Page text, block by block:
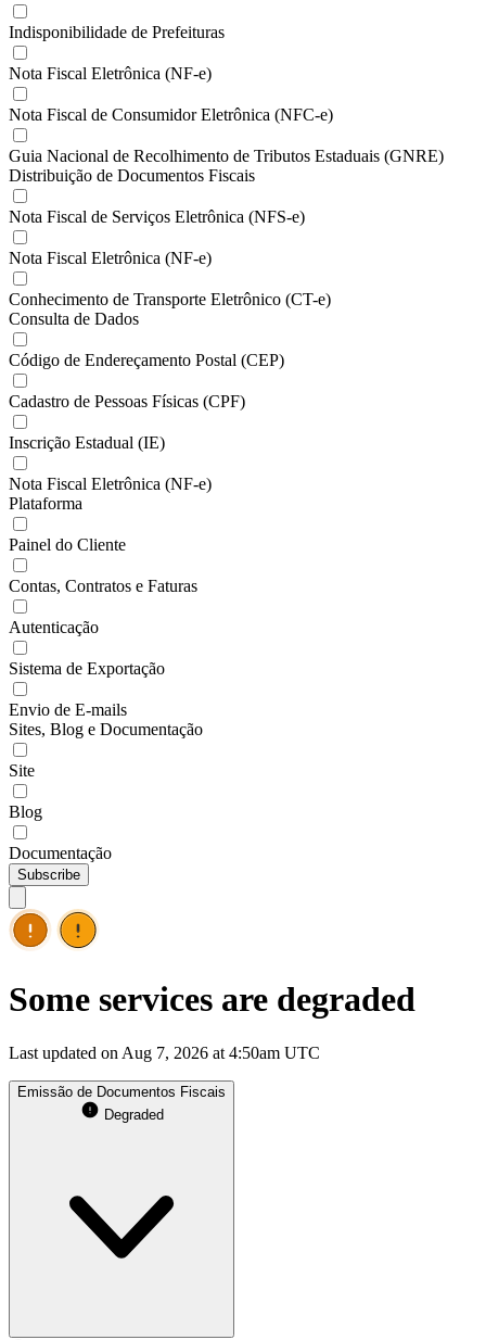
Indisponibilidade de Prefeituras
Nota Fiscal Eletrônica (NF-e)
Nota Fiscal de Consumidor Eletrônica (NFC-e)
Guia Nacional de Recolhimento de Tributos Estaduais (GNRE)
Distribuição de Documentos Fiscais
Nota Fiscal de Serviços Eletrônica (NFS-e)
Nota Fiscal Eletrônica (NF-e)
Conhecimento de Transporte Eletrônico (CT-e)
Consulta de Dados
Código de Endereçamento Postal (CEP)
Cadastro de Pessoas Físicas (CPF)
Inscrição Estadual (IE)
Nota Fiscal Eletrônica (NF-e)
Plataforma
Painel do Cliente
Contas, Contratos e Faturas
Autenticação
Sistema de Exportação
Envio de E-mails
Sites, Blog e Documentação
Site
Blog
Documentação
Subscribe
Some services are degraded
Last updated on Aug 7, 2026 at 4:50am UTC
Emissão de Documentos Fiscais
Degraded